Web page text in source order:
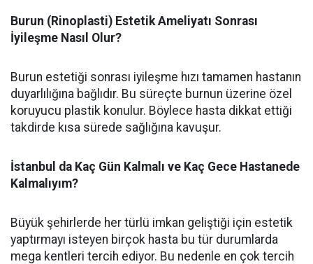
Burun (Rinoplasti) Estetik Ameliyatı Sonrası
İyileşme Nasıl Olur?
Burun estetiği sonrası iyileşme hızı tamamen hastanın
duyarlılığına bağlıdır. Bu süreçte burnun üzerine özel
koruyucu plastik konulur. Böylece hasta dikkat ettiği
takdirde kısa sürede sağlığına kavuşur.
İstanbul da Kaç Gün Kalmalı ve Kaç Gece Hastanede
Kalmalıyım?
Büyük şehirlerde her türlü imkan geliştiği için estetik
yaptırmayı isteyen birçok hasta bu tür durumlarda
mega kentleri tercih ediyor. Bu nedenle en çok tercih